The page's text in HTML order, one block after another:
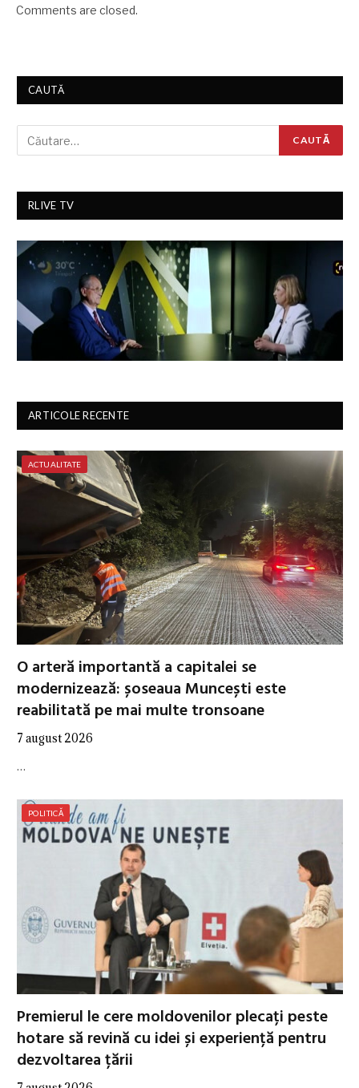
Comments are closed.
CAUTĂ
RLIVE TV
ARTICOLE RECENTE
ACTUALITATE
O arteră importantă a capitalei se
modernizează: șoseaua Muncești este
reabilitată pe mai multe tronsoane
7 august 2026
…
POLITICĂ
Premierul le cere moldovenilor plecați peste
hotare să revină cu idei și experiență pentru
dezvoltarea țării